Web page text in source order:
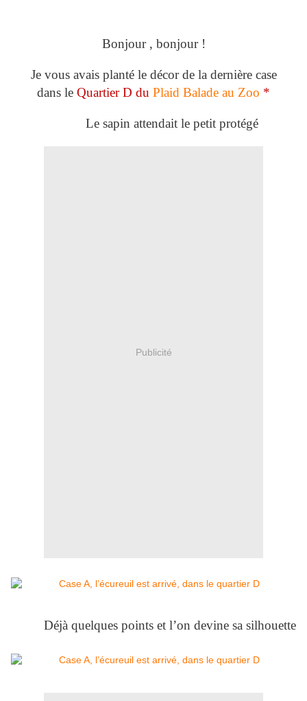
Bonjour , bonjour !
Je vous avais planté le décor de la dernière case
dans le Quartier D du Plaid Balade au Zoo *
Le sapin attendait le petit protégé
Publicité
Déjà quelques points et l’on devine sa silhouette